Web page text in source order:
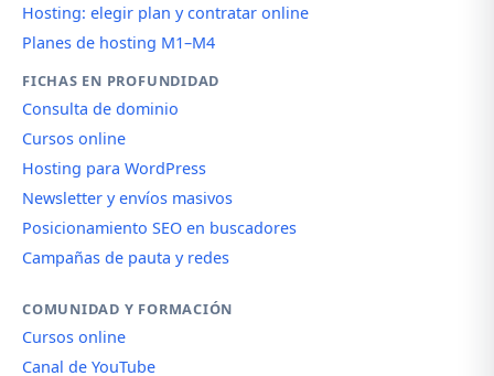
Hosting: elegir plan y contratar online
Planes de hosting M1–M4
FICHAS EN PROFUNDIDAD
Consulta de dominio
Cursos online
Hosting para WordPress
Newsletter y envíos masivos
Posicionamiento SEO en buscadores
Campañas de pauta y redes
COMUNIDAD Y FORMACIÓN
Cursos online
Canal de YouTube